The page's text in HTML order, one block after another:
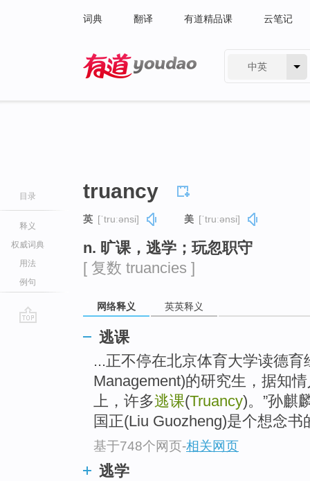
词典 翻译 有道精品课 云笔记
中英
目录
释义
权威词典
用法
例句
truancy
英 [ˈtruːənsi] 美 [ˈtruːənsi]
n. 旷课，逃学；玩忽职守
[ 复数 truancies ]
网络释义 英英释义
逃课
...正不停在北京体育大学读德
Management)的研究生，据知
上，许多逃课(Truancy)。”孙麒
国正(Liu Guozheng)是个想念书
基于748个网页-相关网页
逃学